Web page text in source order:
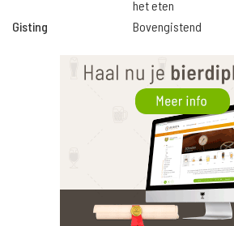
het eten
Gisting
Bovengistend